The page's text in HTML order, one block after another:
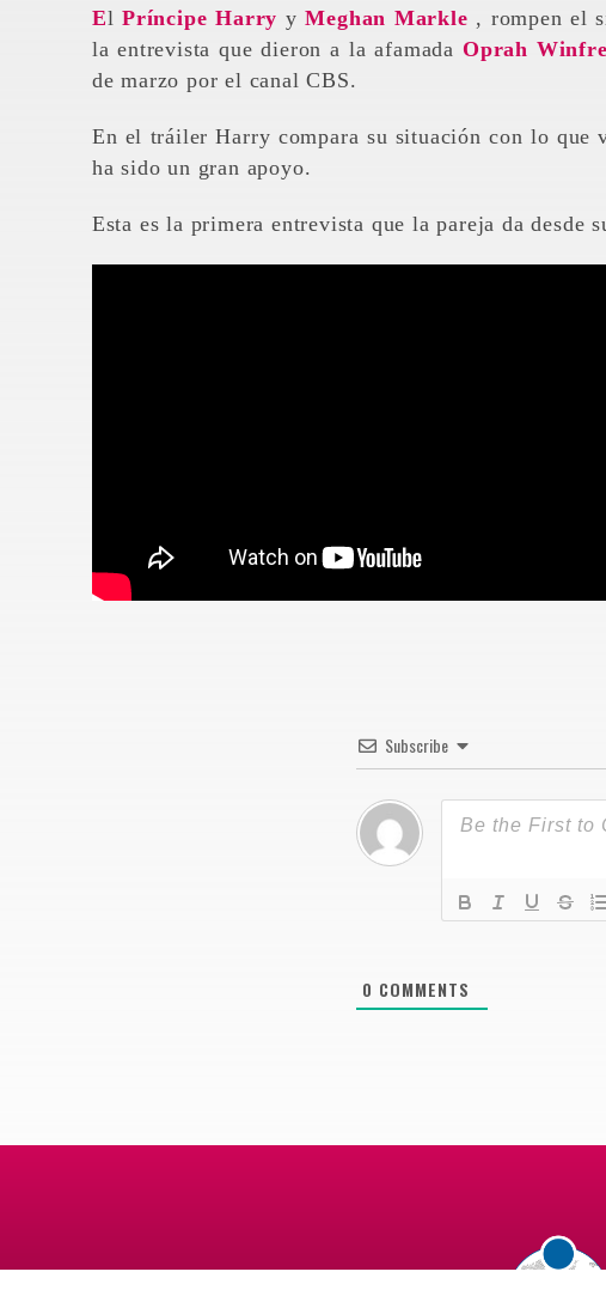
ElPríncipe Harry yMeghan Markle , rompen el
la entrevista que dieron a la afamada Oprah
de marzo por el canal CBS.
En el tráiler Harry compara su situación con lo que
ha sido un gran apoyo.
Esta es la primera entrevista que la pareja da
Subscribe
0 COMMENTS